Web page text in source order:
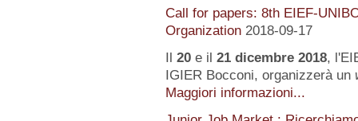
Call for papers: 8th EIEF-
Organization 2018-09-17
Il 20 e il 21 dicembre 2018,
IGIER Bocconi, organizzerà un
Maggiori informazioni...